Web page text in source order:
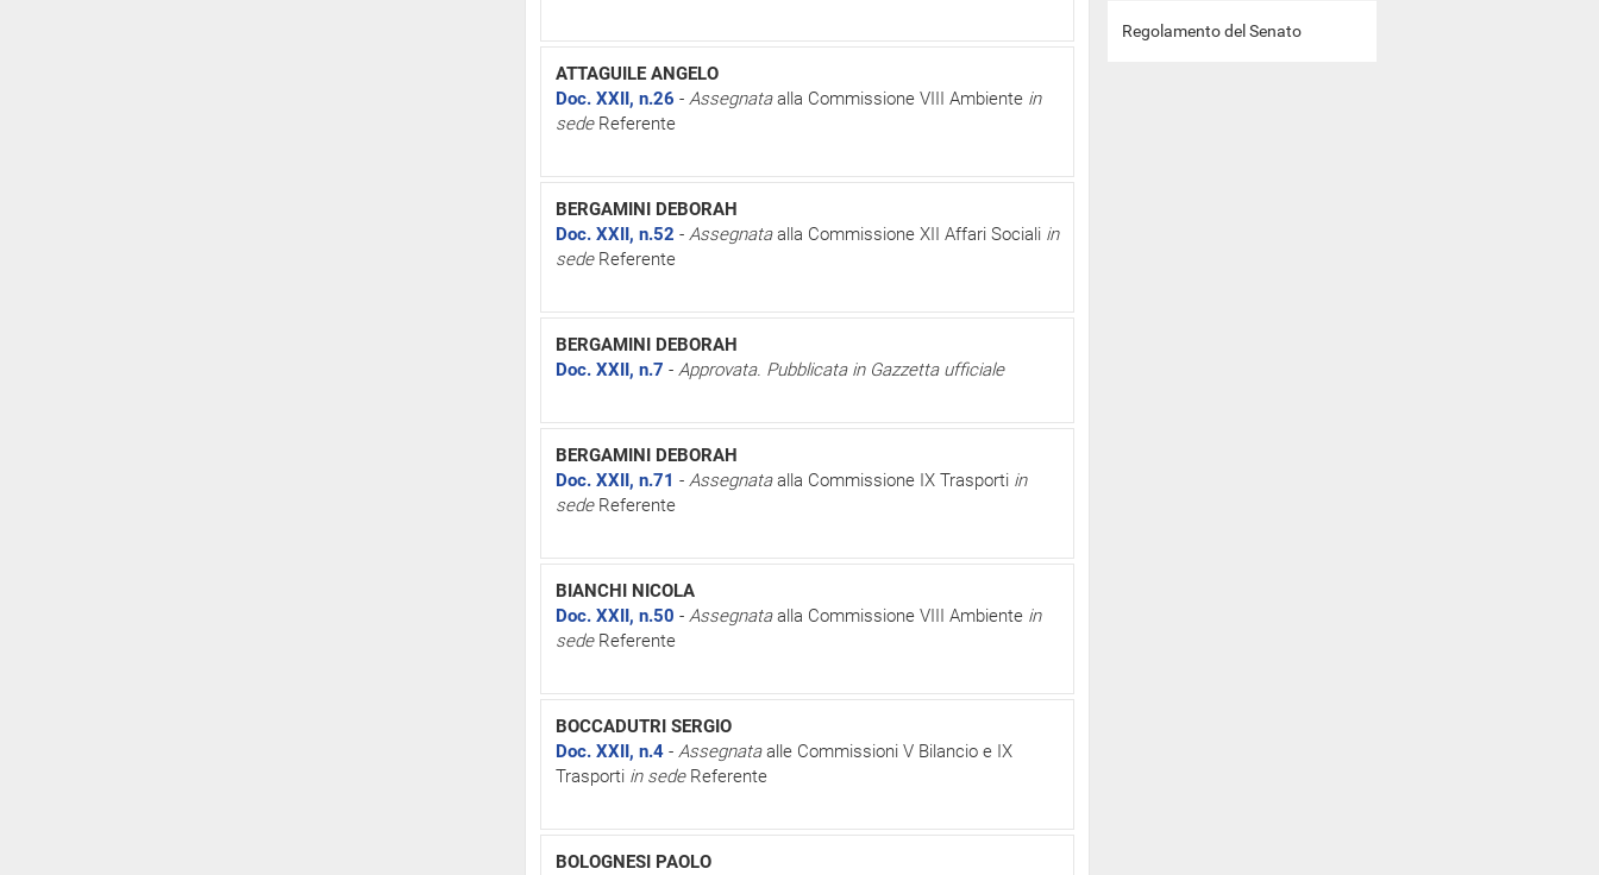
ATTAGUILE ANGELO
Doc. XXII, n.26 - Assegnataalla Commissione VIII Ambiente in
sedeReferente
BERGAMINI DEBORAH
Doc. XXII, n.52 - Assegnataalla Commissione XII Affari Sociali in
sedeReferente
BERGAMINI DEBORAH
Doc. XXII, n.7 - Approvata. Pubblicata in Gazzetta ufficiale
BERGAMINI DEBORAH
Doc. XXII, n.71 - Assegnataalla Commissione IX Trasporti in
sedeReferente
BIANCHI NICOLA
Doc. XXII, n.50 - Assegnataalla Commissione VIII Ambiente in
sedeReferente
BOCCADUTRI SERGIO
Doc. XXII, n.4 - Assegnataalle Commissioni V Bilancio e IX
Trasporti in sedeReferente
BOLOGNESI PAOLO
Regolamento del Senato